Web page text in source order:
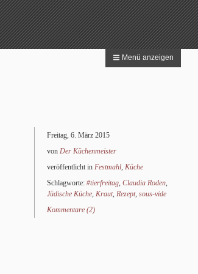
Menü anzeigen
Freitag, 6. März 2015
von Der Küchenmeister
veröffentlicht in Festmahl, Küche
Schlagworte: #tierfreitag, Claudia Roden,
Jüdische Küche, Kraut, Rezept, sous-vide
Kommentare (2)